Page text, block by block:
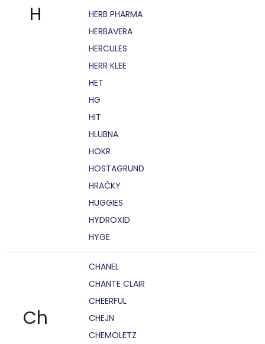
H
HERB PHARMA
HERBAVERA
HERCULES
HERR KLEE
HET
HG
HIT
HLUBNA
HOKR
HOSTAGRUND
HRAČKY
HUGGIES
HYDROXID
HYGE
Ch
CHANEL
CHANTE CLAIR
CHEERFUL
CHEJN
CHEMOLETZ